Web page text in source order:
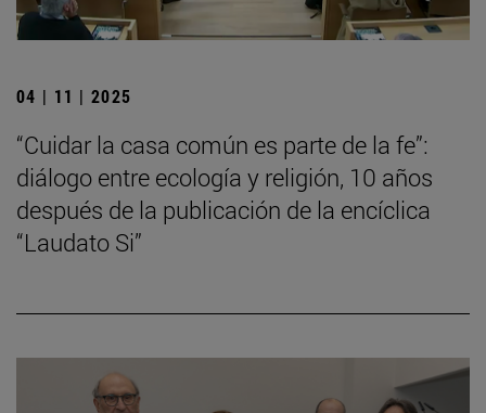
04 | 11 | 2025
“Cuidar la casa común es parte de la fe”:
diálogo entre ecología y religión, 10 años
después de la publicación de la encíclica
“Laudato Si”